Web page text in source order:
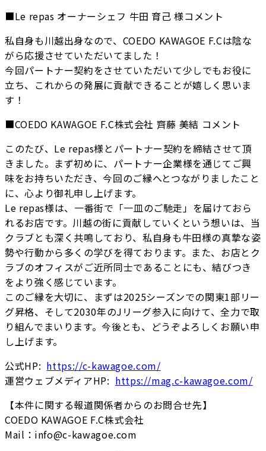
■Le repas オーナーシェフ 牛田 育己 様コメント
私自身も川越出身なので、COEDO KAWAGOE F.Cは陰な
がら応援させていただいてました！
今回パートナー契約をさせていただいて少しでもお役に
立ち、これからの発展に貢献できることが嬉しく思いま
す！
■COEDO KAWAGOE F.C株式会社 齊藤 美結 コメント
このたび、Le repas様とパートナー契約を締結させて頂
きました。まず初めに、パートナー企業様を通じてご興
味をお持ちいただき、今回のご縁へとつながりましたこと
に、心より御礼申し上げます。
Le repas様は、一番街で「一皿のご馳走」を届けておら
れるお店です。川越の街に貢献していくという想いは、当
クラブとも深く共鳴しており、私自身も牛田様の真摯な姿
勢や行動から多くの学びを得ております。また、お店とク
ラブのオフィスがご近所同士であることにも、結びつき
をより強く感じています。
このご縁を大切に、まずは2025シーズンでの関東1部リー
グ昇格、そして2030年のJリーグ参入に向けて、全力で取
り組んでまいります。今後とも、どうぞよろしくお願い申
し上げます。
公式HP: https://c-kawagoe.com/
運営ウェブメディアHP: https://mag.c-kawagoe.com/
【本件に関する報道関係者からのお問合せ先】
COEDO KAWAGOE F.C株式会社
Mail：info@c-kawagoe.com